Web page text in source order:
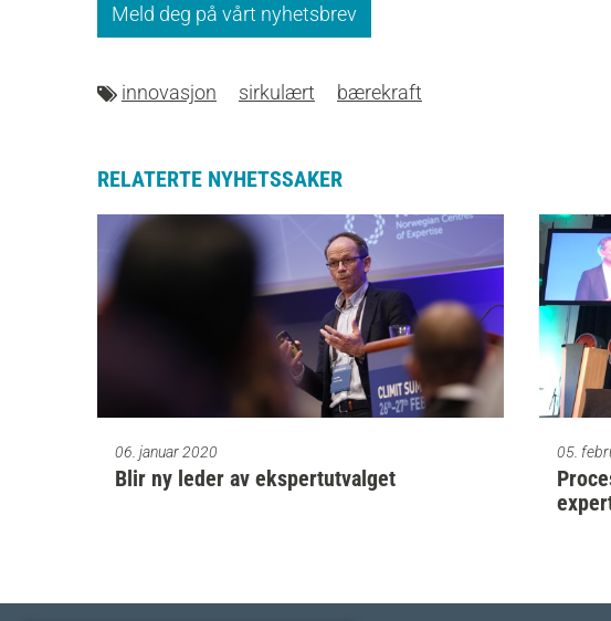
Meld deg på vårt nyhetsbrev
innovasjon sirkulært bærekraft
RELATERTE NYHETSSAKER
06. januar 2020
Blir ny leder av ekspertutvalget
05.